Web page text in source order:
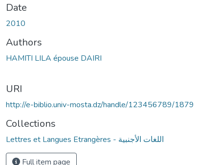
Date
2010
Authors
HAMITI LILA épouse DAIRI
URI
http://e-biblio.univ-mosta.dz/handle/123456789/1879
Collections
Lettres et Langues Etrangères - اللغات الأجنبية
Full item page